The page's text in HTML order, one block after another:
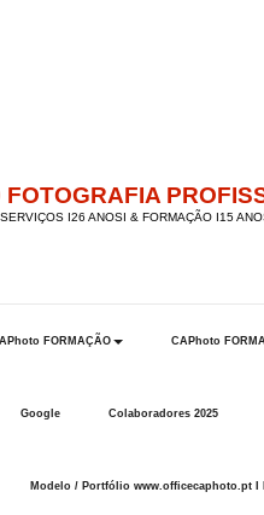
SERVIÇOS I26 ANOSI & FORMAÇÃO I15
FORMAÇÃO CAPhoto
Google Colaboradores 2025
Modelo / Portfólio www.officecaphoto.pt I